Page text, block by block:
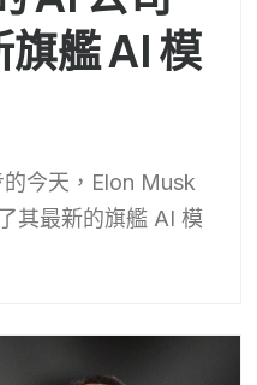
艦 AI 模
今天，Elon Musk
其最新的旗艦 AI 模